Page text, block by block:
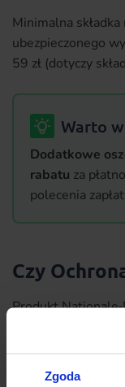
Zgoda
Minimalna
ubezpieczonego
59 zł (dotyczy
Warto
Dodatkowe
rabatu za
polecenia
Czy
Produkt
rozwiązanie dla
Szeroki zakres
ciała,